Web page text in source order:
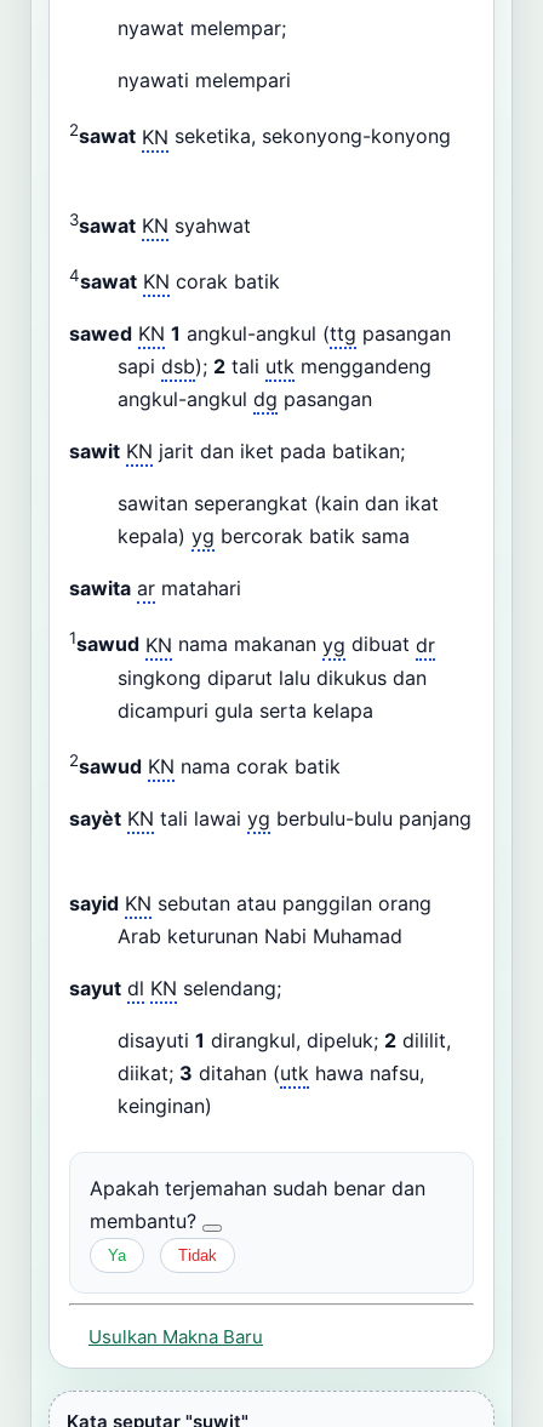
nyawat melempar;
nyawati melempari
2sawat KN seketika, sekonyong-konyong
3sawat KN syahwat
4sawat KN corak batik
sawed KN 1 angkul-angkul (ttg pasangan
sapi dsb); 2 tali utk menggandeng
angkul-angkul dg pasangan
sawit KN jarit dan iket pada batikan;
sawitan seperangkat (kain dan ikat
kepala) yg bercorak batik sama
sawita ar matahari
1sawud KN nama makanan yg dibuat dr
singkong diparut lalu dikukus dan
dicampuri gula serta kelapa
2sawud KN nama corak batik
sayèt KN tali lawai yg berbulu-bulu panjang
sayid KN sebutan atau panggilan orang
Arab keturunan Nabi Muhamad
sayut dl KN selendang;
disayuti 1 dirangkul, dipeluk; 2 dililit,
diikat; 3 ditahan (utk hawa nafsu,
keinginan)
Apakah terjemahan sudah benar dan
membantu?
Ya Tidak
Usulkan Makna Baru
Kata seputar "suwit"